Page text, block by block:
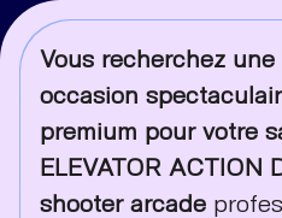
Vous recherchez
occasion
premium pour votre
ELEVATOR ACTION
shooter arcade